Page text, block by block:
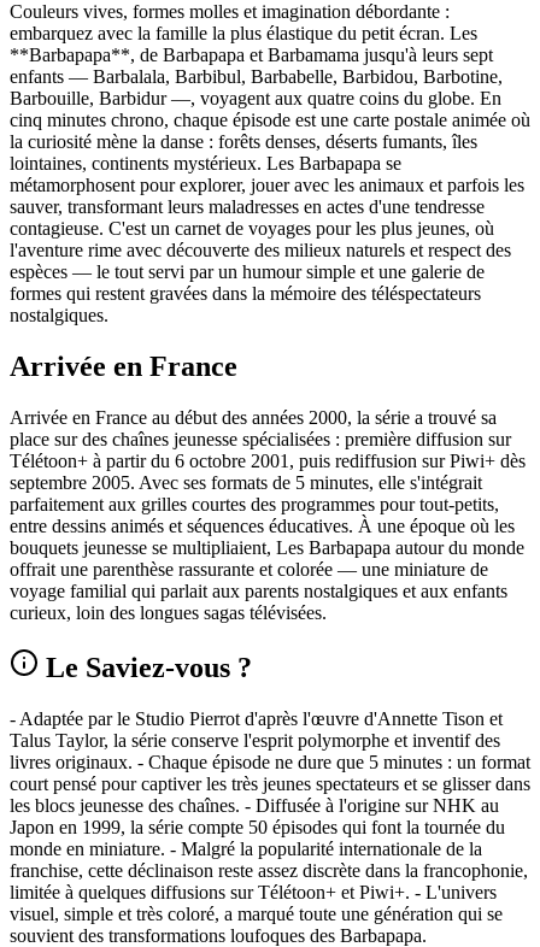
Couleurs vives, formes molles et imagination débordante :
embarquez avec la famille la plus élastique du petit écran. Les
**Barbapapa**, de Barbapapa et Barbamama jusqu'à leurs sept
enfants — Barbalala, Barbibul, Barbabelle, Barbidou, Barbotine,
Barbouille, Barbidur —, voyagent aux quatre coins du globe. En
cinq minutes chrono, chaque épisode est une carte postale animée où
la curiosité mène la danse : forêts denses, déserts fumants, îles
lointaines, continents mystérieux. Les Barbapapa se
métamorphosent pour explorer, jouer avec les animaux et parfois les
sauver, transformant leurs maladresses en actes d'une tendresse
contagieuse. C'est un carnet de voyages pour les plus jeunes, où
l'aventure rime avec découverte des milieux naturels et respect des
espèces — le tout servi par un humour simple et une galerie de
formes qui restent gravées dans la mémoire des téléspectateurs
nostalgiques.
Arrivée en France
Arrivée en France au début des années 2000, la série a trouvé sa
place sur des chaînes jeunesse spécialisées : première diffusion sur
Télétoon+ à partir du 6 octobre 2001, puis rediffusion sur Piwi+ dès
septembre 2005. Avec ses formats de 5 minutes, elle s'intégrait
parfaitement aux grilles courtes des programmes pour tout-petits,
entre dessins animés et séquences éducatives. À une époque où les
bouquets jeunesse se multipliaient, Les Barbapapa autour du monde
offrait une parenthèse rassurante et colorée — une miniature de
voyage familial qui parlait aux parents nostalgiques et aux enfants
curieux, loin des longues sagas télévisées.
Le Saviez-vous ?
- Adaptée par le Studio Pierrot d'après l'œuvre d'Annette Tison et
Talus Taylor, la série conserve l'esprit polymorphe et inventif des
livres originaux. - Chaque épisode ne dure que 5 minutes : un format
court pensé pour captiver les très jeunes spectateurs et se glisser dans
les blocs jeunesse des chaînes. - Diffusée à l'origine sur NHK au
Japon en 1999, la série compte 50 épisodes qui font la tournée du
monde en miniature. - Malgré la popularité internationale de la
franchise, cette déclinaison reste assez discrète dans la francophonie,
limitée à quelques diffusions sur Télétoon+ et Piwi+. - L'univers
visuel, simple et très coloré, a marqué toute une génération qui se
souvient des transformations loufoques des Barbapapa.